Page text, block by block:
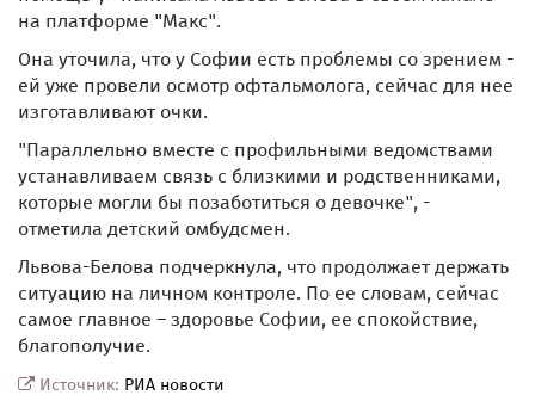
на платформе "Макс".
Она уточила, что у Софии есть проблемы со зрением -
ей уже провели осмотр офтальмолога, сейчас для нее
изготавливают очки.
"Параллельно вместе с профильными ведомствами
устанавливаем связь с близкими и родственниками,
которые могли бы позаботиться о девочке", -
отметила детский омбудсмен.
Львова-Белова подчеркнула, что продолжает держать
ситуацию на личном контроле. По ее словам, сейчас
самое главное – здоровье Софии, ее спокойствие,
благополучие.
Источник: РИА новости